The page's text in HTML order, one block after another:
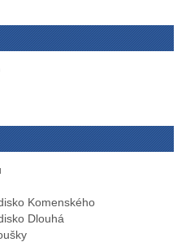
Komenského
Dlouhá